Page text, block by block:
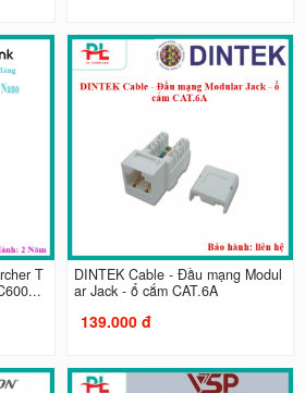
T
DINTEK Cable - Đầu mạng Modul
ar Jack - ổ cắm CAT.6A
139.000 đ